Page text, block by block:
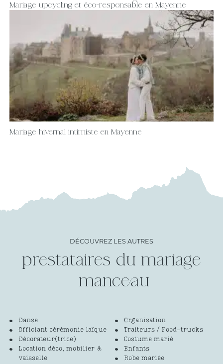
Mariage upcycling et éco-responsable en Mayenne
Mariage hivernal intimiste en Mayenne
DÉCOUVREZ LES AUTRES
prestataires du mariage
Danse
Officiant cérémonie laïque
Décorateur(trice)
Location déco, mobilier &
vaisselle
Organisation
Traiteurs / Food-trucks
Costume marié
Enfants
Robe mariée